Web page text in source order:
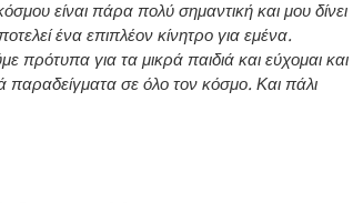
είναι πάρα πολύ σημαντική και μου δίνει
ένα επιπλέον κίνητρο για εμένα.
πρότυπα για τα μικρά παιδιά και εύχομαι και
σε όλο τον κόσμο. Και πάλι